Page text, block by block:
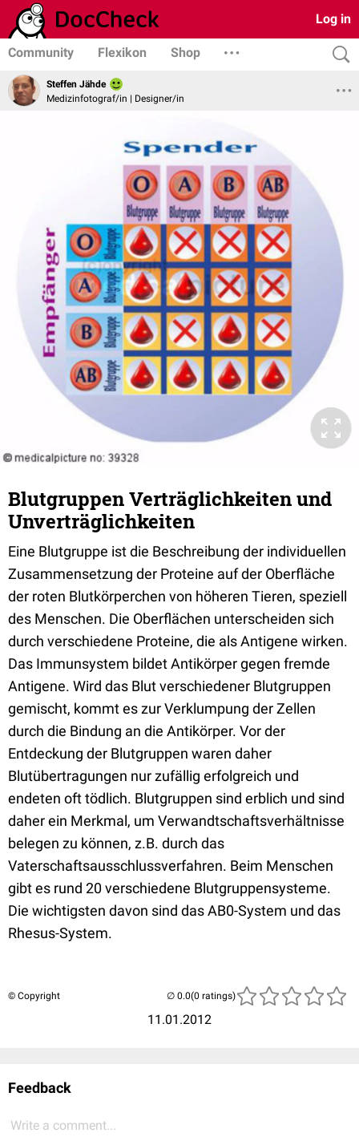
Log in
Community Flexikon Shop
Steffen Jähde
Medizinfotograf/in | Designer/in
Blutgruppen Verträglichkeiten und
Unverträglichkeiten
Eine Blutgruppe ist die Beschreibung der individuellen
Zusammensetzung der Proteine auf der Oberfläche
der roten Blutkörperchen von höheren Tieren, speziell
des Menschen. Die Oberflächen unterscheiden sich
durch verschiedene Proteine, die als Antigene wirken.
Das Immunsystem bildet Antikörper gegen fremde
Antigene. Wird das Blut verschiedener Blutgruppen
gemischt, kommt es zur Verklumpung der Zellen
durch die Bindung an die Antikörper. Vor der
Entdeckung der Blutgruppen waren daher
Blutübertragungen nur zufällig erfolgreich und
endeten oft tödlich. Blutgruppen sind erblich und sind
daher ein Merkmal, um Verwandtschaftsverhältnisse
belegen zu können, z.B. durch das
Vaterschaftsausschlussverfahren. Beim Menschen
gibt es rund 20 verschiedene Blutgruppensysteme.
Die wichtigsten davon sind das AB0-System und das
Rhesus-System.
© Copyright
11.01.2012
(0 ratings)
Feedback
Write a comment...